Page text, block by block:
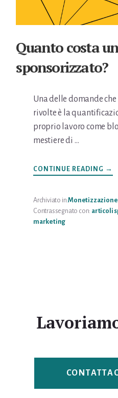
Quanto costa
sponsorizzato?
Una delle domande
rivolte è la
proprio lavoro come
mestiere di …
CONTINUE READING →
Archiviato in:Monetizzazione
Contrassegnato con: articoli
marketing